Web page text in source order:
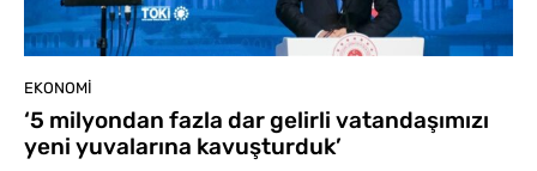
EKONOMI
‘5 milyondan fazla dar gelirli vatandaşımızı
yeni yuvalarına kavuşturduk’